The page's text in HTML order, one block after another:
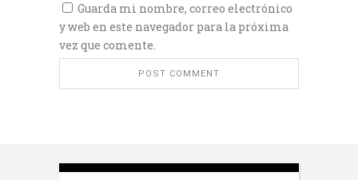
Guarda mi nombre, correo electrónico
y web en este navegador para la próxima
vez que comente.